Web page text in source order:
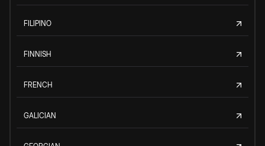
FILIPINO
FINNISH
FRENCH
GALICIAN